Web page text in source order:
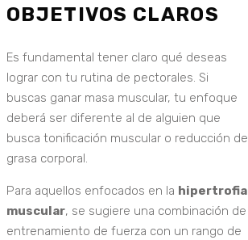
OBJETIVOS CLAROS
Es fundamental tener claro qué deseas
lograr con tu rutina de pectorales. Si
buscas ganar masa muscular, tu enfoque
deberá ser diferente al de alguien que
busca tonificación muscular o reducción de
grasa corporal.
Para aquellos enfocados en la hipertrofia
muscular, se sugiere una combinación de
entrenamiento de fuerza con un rango de